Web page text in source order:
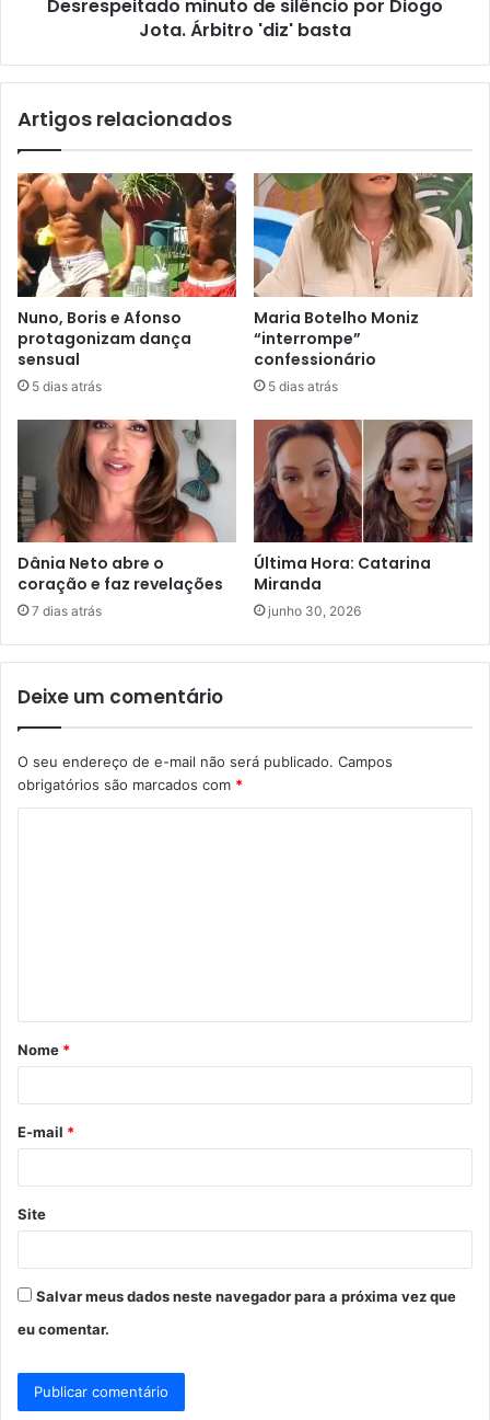
Desrespeitado minuto de silêncio por Diogo
Jota. Árbitro 'diz' basta
Artigos relacionados
Nuno, Boris e Afonso
protagonizam dança
sensual
5 dias atrás
Maria Botelho Moniz
“interrompe”
confessionário
5 dias atrás
Dânia Neto abre o
coração e faz revelações
7 dias atrás
Última Hora: Catarina
Miranda
junho 30, 2026
Deixe um comentário
O seu endereço de e-mail não será publicado. Campos
obrigatórios são marcados com *
á
r
*
Nome *
E-mail *
Site
Salvar meus dados neste navegador para a próxima vez que
eu comentar.